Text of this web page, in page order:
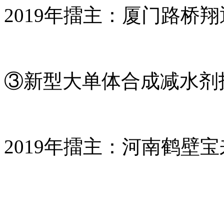
2019年擂主：厦门路桥
③新型大单体合成减水剂
2019年擂主：河南鹤壁